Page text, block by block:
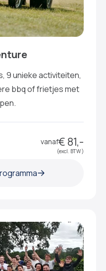
9 unieke activiteiten,
bbq of frietjes met
vanaf€ 81,-
(excl. BTW )